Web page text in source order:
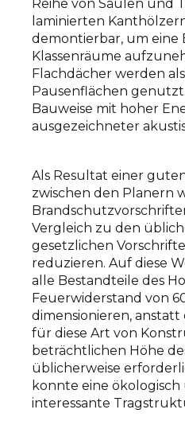
Reihe von Säulen und
laminierten
demontierbar, um
Klassenräume
Flachdächer werden
Pausenflächen
Bauweise mit hoher
ausgezeichneter
Als Resultat einer
zwischen den Planern
Vergleich zu den
gesetzlichen
reduzieren. Auf diese
alle Bestandteile des
Feuerwiderstand von
dimensionieren,
für diese Art von
beträchtlichen Höhe
üblicherweise
konnte eine
interessante